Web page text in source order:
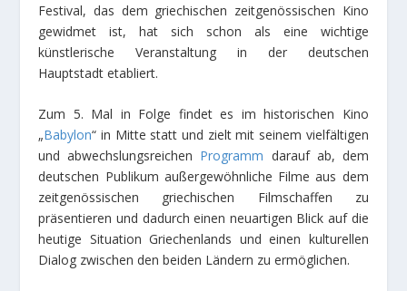
Festival, das dem griechischen zeitgenössischen Kino
gewidmet ist, hat sich schon als eine wichtige
künstlerische Veranstaltung in der deutschen
Hauptstadt etabliert.
Zum 5. Mal in Folge findet es im historischen Kino
„Babylon“ in Mitte statt und zielt mit seinem vielfältigen
und abwechslungsreichen Programm darauf ab, dem
deutschen Publikum außergewöhnliche Filme aus dem
zeitgenössischen griechischen Filmschaffen zu
präsentieren und dadurch einen neuartigen Blick auf die
heutige Situation Griechenlands und einen kulturellen
Dialog zwischen den beiden Ländern zu ermöglichen.